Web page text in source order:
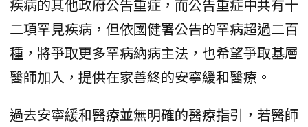
疾病的其他政府公告重症，而公告重症中共有十
二項罕見疾病，但依國健署公告的罕病超過二百
種，將爭取更多罕病納病主法，也希望爭取基層
醫師加入，提供在家善終的安寧緩和醫療。
過去安寧緩和醫療並無明確的醫療指引，若醫師